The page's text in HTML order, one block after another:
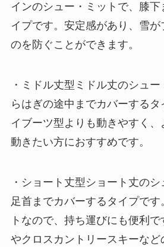
インのシュー・ミットで、膝下
イプです。安定感があり、雪
のを防ぐことができます。
・ミドル丈型ミドル丈のシュー
らはぎの途中までカバーする
イブーツ型よりも動きやすく
動きたい方におすすめです。
・ショート丈型ショート丈のシ
足首までカバーするタイプです
トなので、持ち運びにも便利
やクロスカントリースキーなど